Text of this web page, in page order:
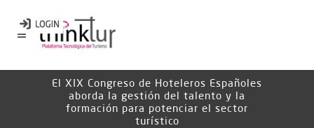
El XIX Congreso de Hoteleros Españoles
aborda la gestión del talento y la
formación para potenciar el sector
turístico